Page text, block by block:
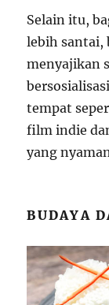
Selain itu,
lebih santai,
menyajikan
tempat
film indie
yang
BUDAYA